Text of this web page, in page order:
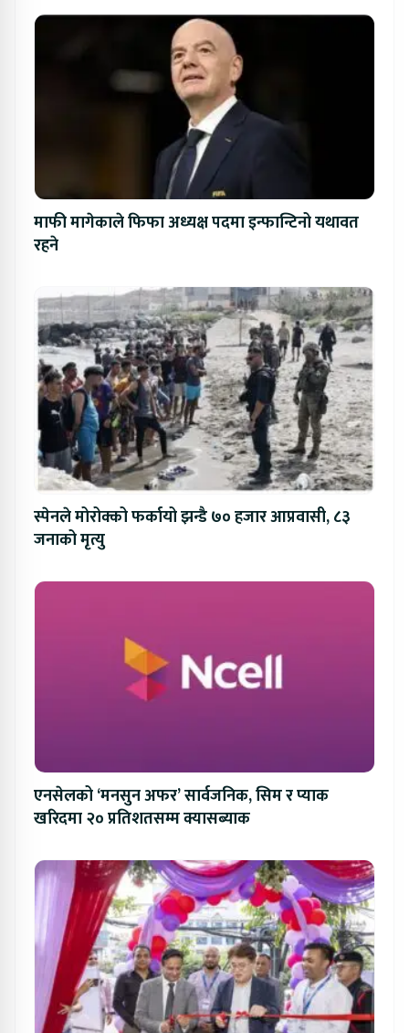
माफी मागेकाले फिफा अध्यक्ष पदमा इन्फान्टिनो यथावत
रहने
स्पेनले मोरोक्को फर्कायो झन्डै ७० हजार आप्रवासी, ८३
जनाको मृत्यु
एनसेलको ‘मनसुन अफर’ सार्वजनिक, सिम र प्याक
खरिदमा २० प्रतिशतसम्म क्यासब्याक